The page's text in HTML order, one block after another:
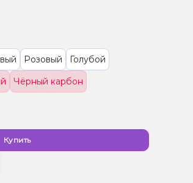
Розовый
Голубой
Чёрный карбон
Купить